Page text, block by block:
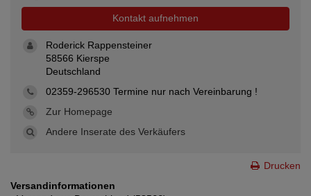
Kontakt aufnehmen
Roderick Rappensteiner
58566 Kierspe
Deutschland
02359-296530 Termine nur nach Vereinbarung !
Zur Homepage
Andere Inserate des Verkäufers
Drucken
Versandinformationen